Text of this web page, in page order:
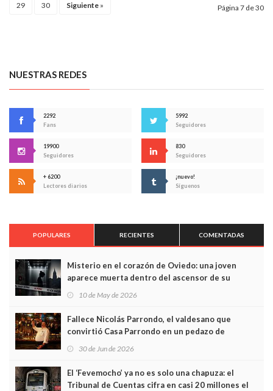
29 30 Siguiente » Página 7 de 30
NUESTRAS REDES
2292
Fans
5992
Seguidores
19900
Seguidores
830
Seguidores
+ 6200
Lectores diarios
¡nuevo!
Síguenos
POPULARES RECIENTES COMENTADAS
Misterio en el corazón de Oviedo: una joven
aparece muerta dentro del ascensor de su
edificio y las cámaras captan sus últimos minutos
10 de May de 2026
Fallece Nicolás Parrondo, el valdesano que
convirtió Casa Parrondo en un pedazo de
Asturias en Madrid
30 de Jun de 2026
El ‘Fevemocho’ ya no es solo una chapuza: el
Tribunal de Cuentas cifra en casi 20 millones el